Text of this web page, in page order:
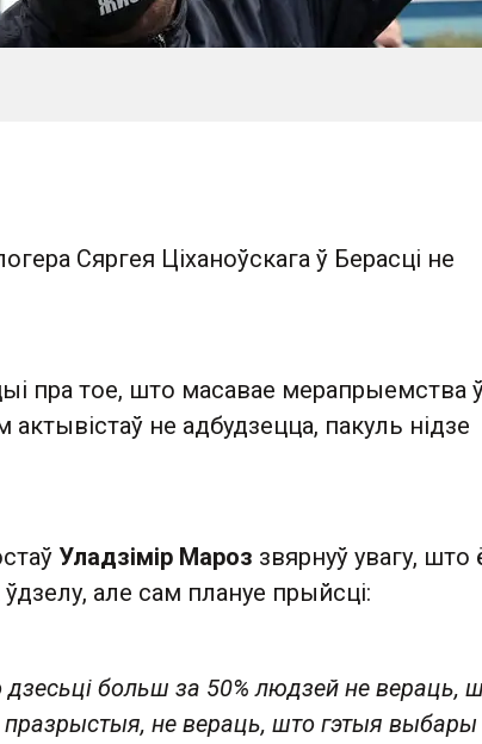
Сяргея Ціханоўскага ў Берасці не
пра тое, што масавае мерапрыемства
актывістаў не адбудзецца, пакуль нідзе
Уладзімір Мароз звярнуў увагу, што
ўдзелу, але сам плануе прыйсці:
больш за 50% людзей не вераць,
не вераць, што гэтыя выбары